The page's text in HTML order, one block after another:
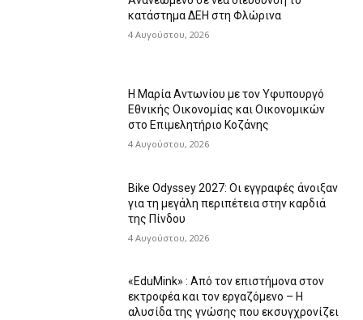
κατάστημα ΔΕΗ στη Φλώρινα
4 Αυγούστου, 2026
Η Μαρία Αντωνίου με τον Υφυπουργό
Εθνικής Οικονομίας και Οικονομικών
στο Επιμελητήριο Κοζάνης
4 Αυγούστου, 2026
Bike Odyssey 2027: Οι εγγραφές άνοιξαν
για τη μεγάλη περιπέτεια στην καρδιά
της Πίνδου
4 Αυγούστου, 2026
«EduMink» : Από τον επιστήμονα στον
εκτροφέα και τον εργαζόμενο – Η
αλυσίδα της γνώσης που εκσυγχρονίζει